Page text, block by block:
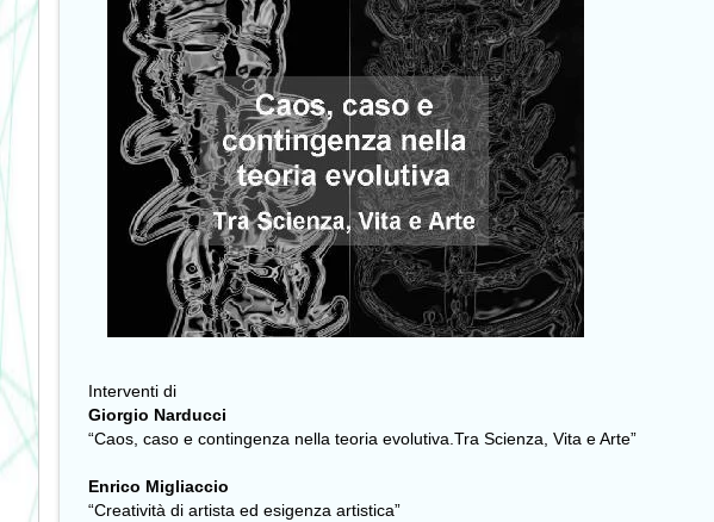
Interventi di
Giorgio Narducci
“Caos, caso e contingenza nella teoria evolutiva.Tra Scienza, Vita e Arte”
Enrico Migliaccio
“Creatività di artista ed esigenza artistica”